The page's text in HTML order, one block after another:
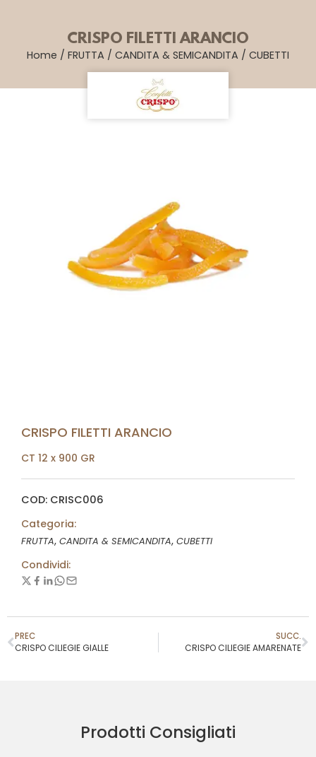
CRISPO FILETTI ARANCIO
Home / FRUTTA / CANDITA & SEMICANDITA / CUBETTI
CRISPO FILETTI ARANCIO
CT 12 x 900 GR
COD: CRISC006
Categoria:
FRUTTA, CANDITA & SEMICANDITA, CUBETTI
Condividi:
PREC
CRISPO CILIEGIE GIALLE
SUCC.
CRISPO CILIEGIE AMARENATE
Prodotti Consigliati